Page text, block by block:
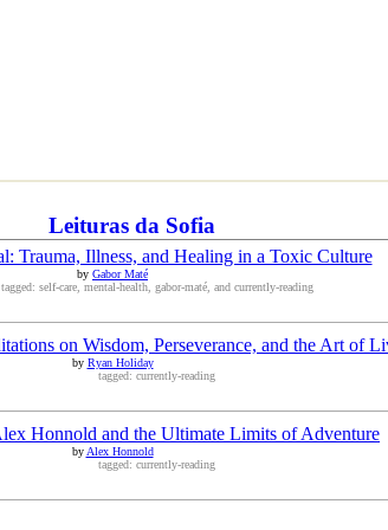
Leituras da Sofia
Trauma, Illness, and Healing in a Toxic Culture
by Gabor Maté
tagged: self-care, mental-health, gabor-maté, and currently-reading
on Wisdom, Perseverance, and the Art of
by Ryan Holiday
tagged: currently-reading
Honnold and the Ultimate Limits of Adventure
by Alex Honnold
tagged: currently-reading